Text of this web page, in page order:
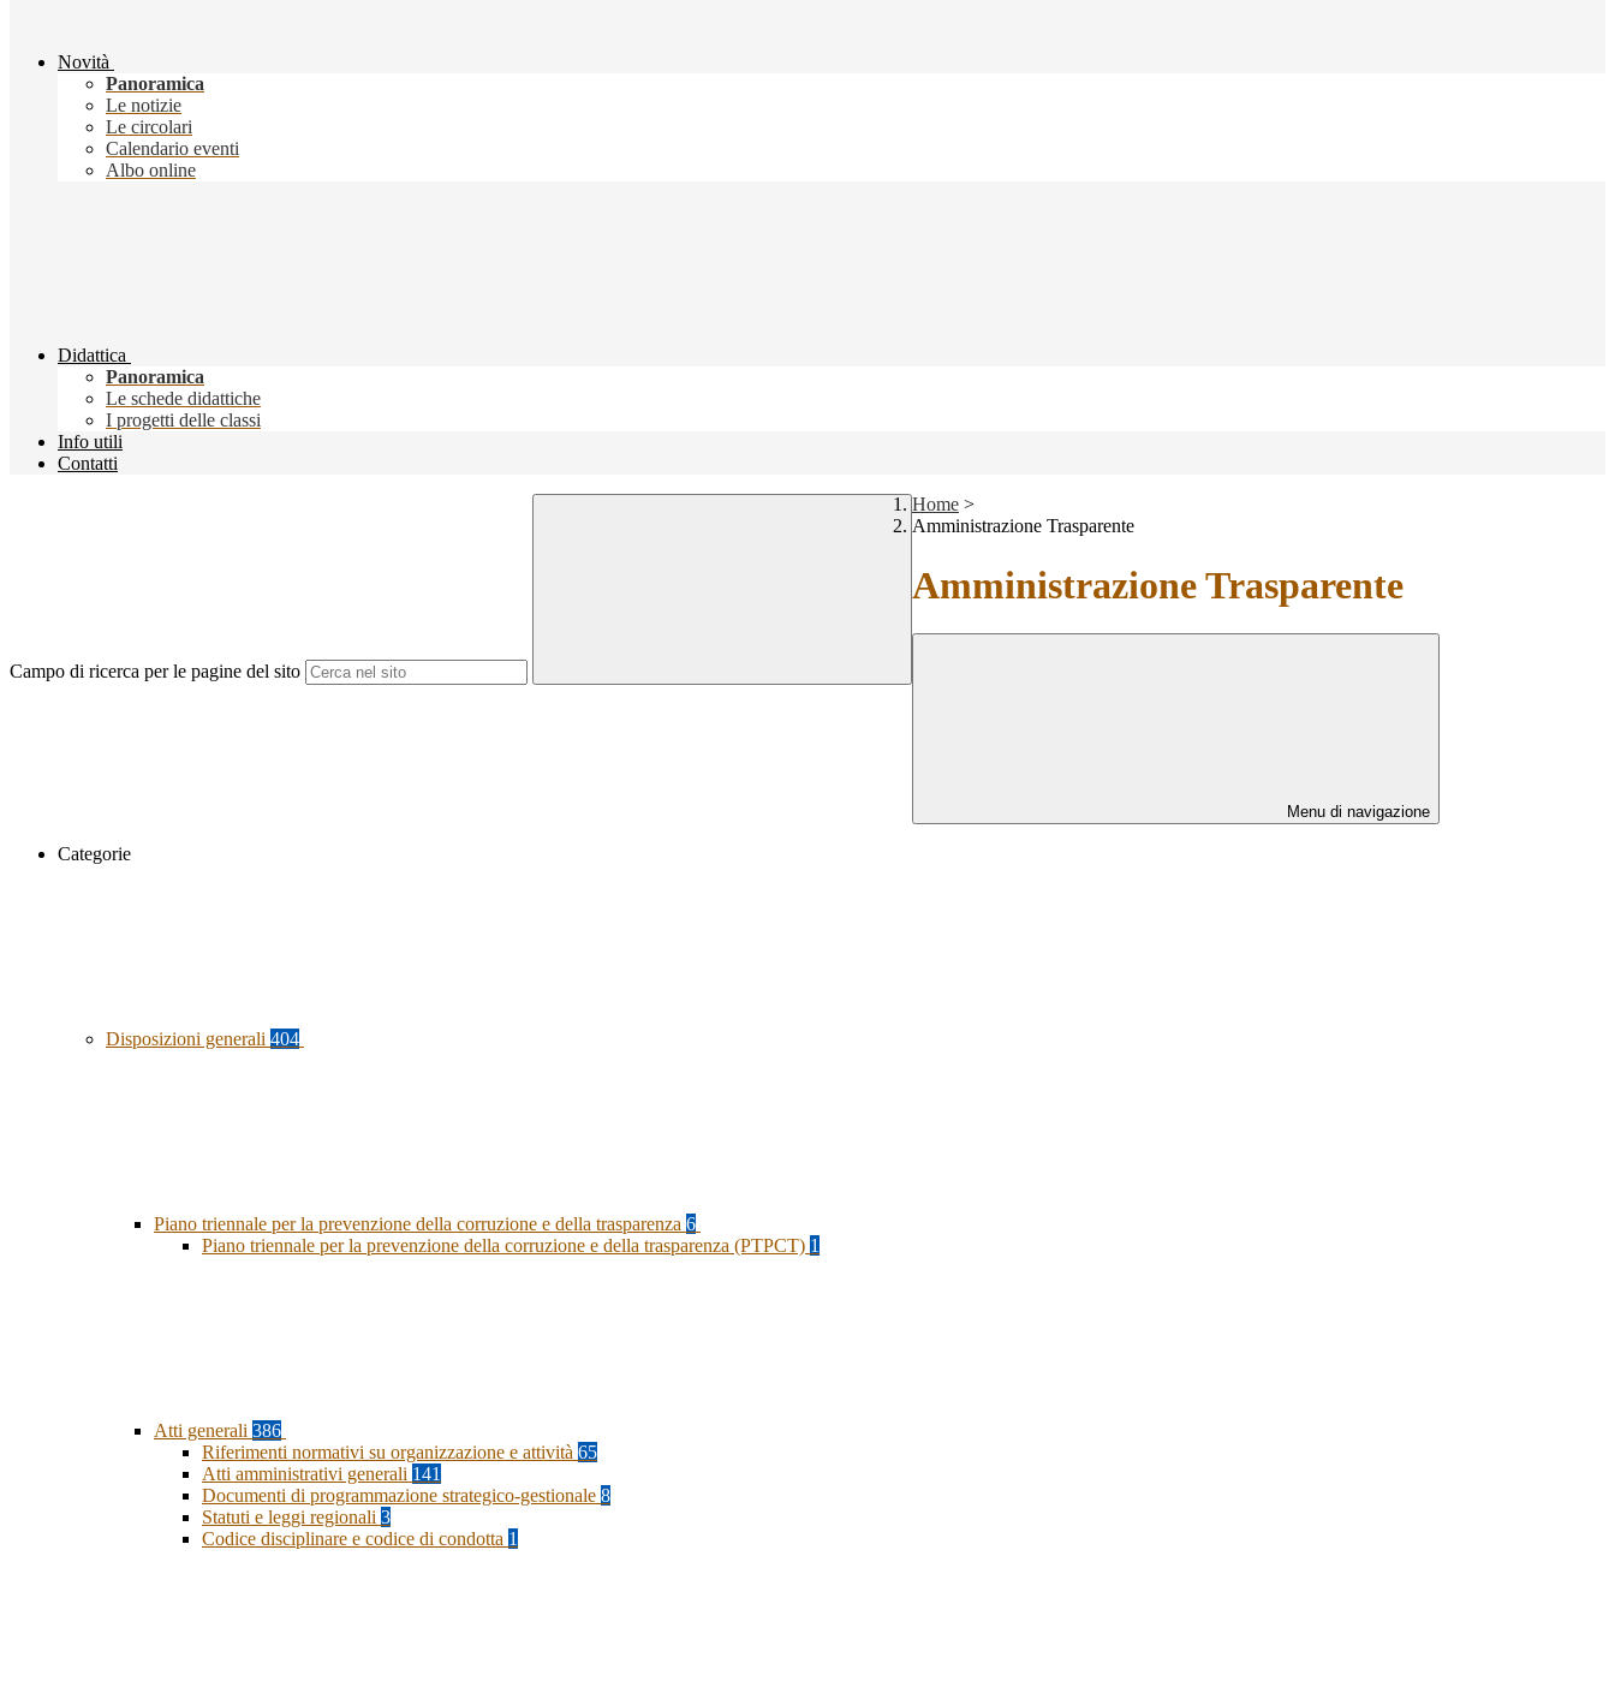
Novità
Panoramica
Le notizie
Le circolari
Calendario eventi
Albo online
Didattica
Panoramica
Le schede didattiche
I progetti delle classi
Info utili
Contatti
Campo di ricerca per le pagine del sito
Home >
Amministrazione Trasparente
Amministrazione Trasparente
Menu di navigazione
Categorie
Disposizioni generali 404
Piano triennale per la prevenzione della corruzione e della trasparenza 6
Piano triennale per la prevenzione della corruzione e della trasparenza (PTPCT) 1
Atti generali 386
Riferimenti normativi su organizzazione e attività 65
Atti amministrativi generali 141
Documenti di programmazione strategico-gestionale 8
Statuti e leggi regionali 3
Codice disciplinare e codice di condotta 1